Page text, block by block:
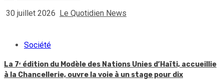
30 juillet 2026 Le Quotidien News
Société
La 7ᵉ édition du Modèle des Nations Unies d’Haïti, accueillie
à la Chancellerie, ouvre la voie à un stage pour dix